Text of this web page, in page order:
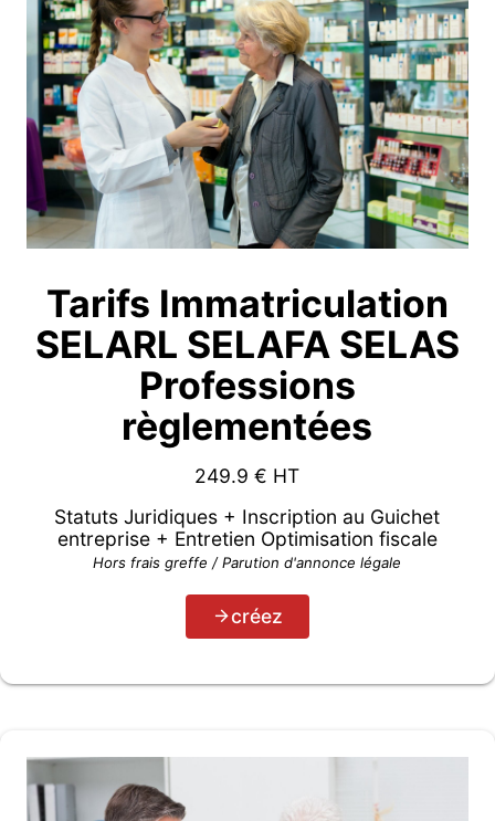
Tarifs Immatriculation
SELARL SELAFA SELAS
Professions
règlementées
249.9 € HT
Statuts Juridiques + Inscription au Guichet
entreprise + Entretien Optimisation fiscale
Hors frais greffe / Parution d'annonce légale
créez